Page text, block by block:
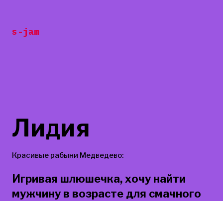
содержанию
s-jam
Лидия
Красивые рабыни Медведево:
Игривая шлюшечка, хочу найти
мужчину в возрасте для смачного